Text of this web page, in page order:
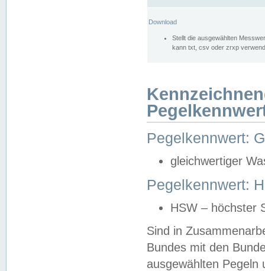
Download
Stellt die ausgewählten
kann txt, csv oder zrxp
Pegelkennwert:
gleichwertiger
Pegelkennwert:
HSW – höchster
Sind in
Bundes mit den
ausgewählten